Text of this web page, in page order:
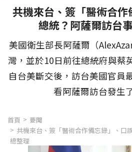
共機來台、簽「醫術合
總統？阿薩爾訪台
美國衛生部長阿薩爾（
灣，並於10日前往總統府與蔡
自台美斷交後，訪台美國官員
看阿薩爾訪台發生
首頁
要聞
共機來台、簽「醫術合作備忘錄」、口
總整理